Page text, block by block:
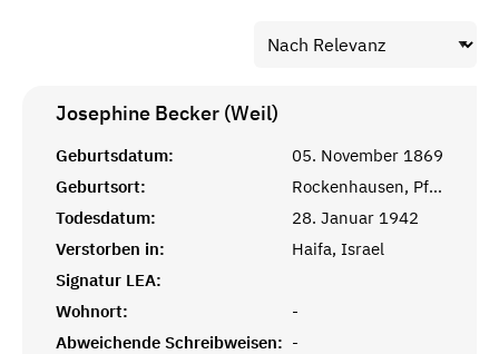
Josephine Becker (Weil)
Geburtsdatum:
05. November 1869
Geburtsort:
Rockenhausen, Pfalz
Todesdatum:
28. Januar 1942
Verstorben in:
Haifa, Israel
Signatur LEA:
Wohnort:
-
Abweichende Schreibweisen: -